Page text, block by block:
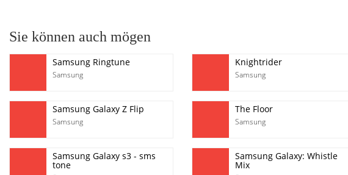
Sie können auch mögen
Samsung Ringtune
Samsung
Knightrider
Samsung
Samsung Galaxy Z Flip
Samsung
The Floor
Samsung
Samsung Galaxy s3 - sms
tone
Samsung Galaxy: Whistle
Mix